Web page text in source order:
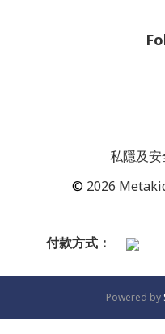
私隱及安
© 2026
付款方式：
Powered by